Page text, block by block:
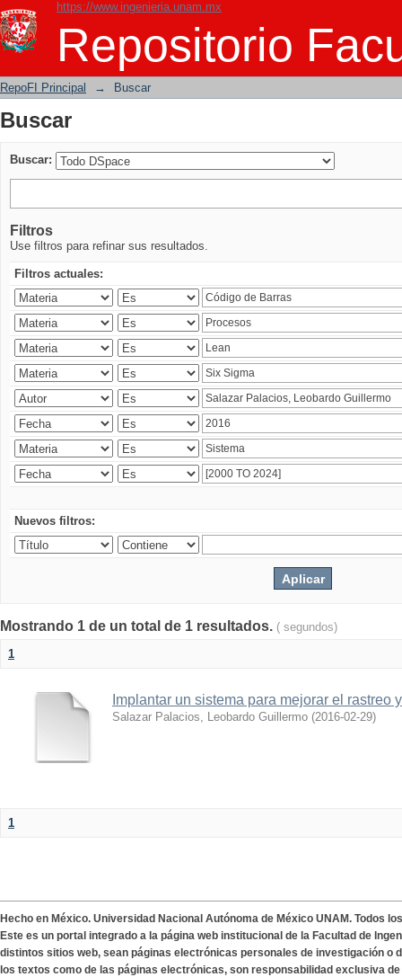
https://www.ingenieria.unam.mx
Repositorio
Buscar
RepoFI Principal → Buscar
Buscar
Buscar:
Filtros
Use filtros para refinar sus resultados.
Filtros actuales:
Nuevos filtros:
Mostrando 1 de un total de 1 resultados. ( segundos)
1
Implantar un sistema para mejorar el rastreo
Salazar Palacios, Leobardo Guillermo (2016-02-29)
1
Hecho en México. Universidad Nacional Autónoma de México UNAM. Todos
Este es un portal integrado a la página web institucional de la Facultad de
distintos sitios web, sean páginas electrónicas personales de investigación o
los textos como de las páginas electrónicas, son responsabilidad exclusiva